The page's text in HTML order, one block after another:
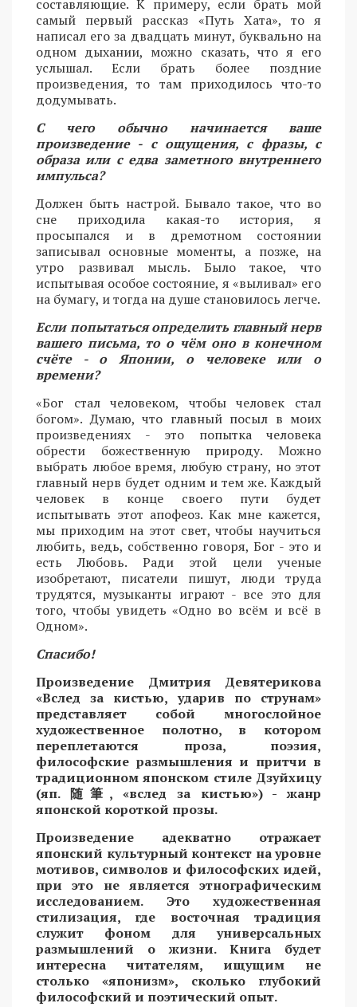
составляющие. К примеру, если брать мой
самый первый рассказ «Путь Хата», то я
написал его за двадцать минут, буквально на
одном дыхании, можно сказать, что я его
услышал. Если брать более поздние
произведения, то там приходилось что-то
додумывать.
С чего обычно начинается ваше
произведение - с ощущения, с фразы, с
образа или с едва заметного внутреннего
импульса?
Должен быть настрой. Бывало такое, что во
сне приходила какая-то история, я
просыпался и в дремотном состоянии
записывал основные моменты, а позже, на
утро развивал мысль. Было такое, что
испытывая особое состояние, я «выливал» его
на бумагу, и тогда на душе становилось легче.
Если попытаться определить главный нерв
вашего письма, то о чём оно в конечном
счёте - о Японии, о человеке или о
времени?
«Бог стал человеком, чтобы человек стал
богом». Думаю, что главный посыл в моих
произведениях - это попытка человека
обрести божественную природу. Можно
выбрать любое время, любую страну, но этот
главный нерв будет одним и тем же. Каждый
человек в конце своего пути будет
испытывать этот апофеоз. Как мне кажется,
мы приходим на этот свет, чтобы научиться
любить, ведь, собственно говоря, Бог - это и
есть Любовь. Ради этой цели ученые
изобретают, писатели пишут, люди труда
трудятся, музыканты играют - все это для
того, чтобы увидеть «Одно во всём и всё в
Одном».
Спасибо!
Произведение Дмитрия Девятерикова
«Вслед за кистью, ударив по струнам»
представляет собой многослойное
художественное полотно, в котором
переплетаются проза, поэзия,
философские размышления и притчи в
традиционном японском стиле Дзуйхицу
(яп. 随筆 , «вслед за кистью») - жанр
японской короткой прозы.
Произведение адекватно отражает
японский культурный контекст на уровне
мотивов, символов и философских идей,
при это не является этнографическим
исследованием. Это художественная
стилизация, где восточная традиция
служит фоном для универсальных
размышлений о жизни. Книга будет
интересна читателям, ищущим не
столько «японизм», сколько глубокий
философский и поэтический опыт.